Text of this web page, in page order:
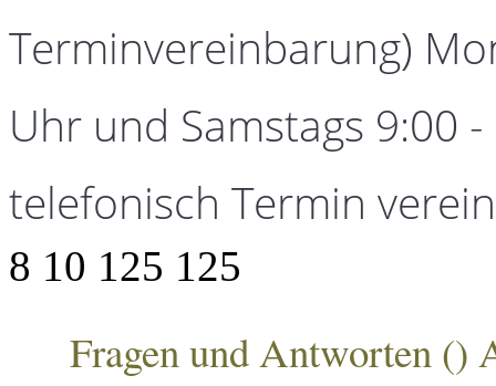
Terminvereinbarung)
Uhr und Samstags 9:00
telefonisch Termin
8 10 125 125
Fragen und Antworten ()